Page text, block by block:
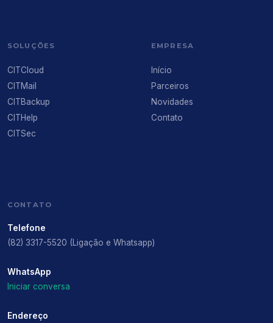
SOLUÇÕES
CITCloud
CITMail
CITBackup
CITHelp
CITSec
EMPRESA
Início
Parceiros
Novidades
Contato
CONTATO
Telefone
(82) 3317-5520 (Ligação e Whatsapp)
WhatsApp
Iniciar conversa
Endereço